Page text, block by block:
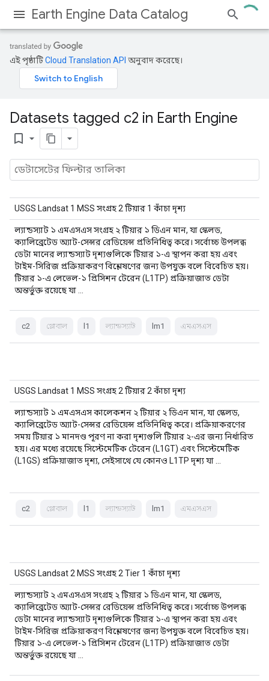
Earth Engine Data Catalog
এই পৃষ্ঠাটিCloud Translation API অনুবাদ করেছে।
Datasets tagged c2 in Earth Engine
bookmark_border
USGS Landsat 1 MSS সংগ্রহ 2 টিয়ার 1 কাঁচা দৃশ্য
ল্যান্ডস্যাট ১ এমএসএস সংগ্রহ ২ টিয়ার ১ ডিএন মান, যা স্কেলড,
ক্যালিব্রেটেড অ্যাট-সেন্সর রেডিয়েন্স প্রতিনিধিত্ব করে। সর্বোচ্চ উপলব্ধ
ডেটা মানের ল্যান্ডস্যাট দৃশ্যগুলিকে টিয়ার ১-এ স্থাপন করা হয় এবং
টাইম-সিরিজ প্রক্রিয়াকরণ বিশ্লেষণের জন্য উপযুক্ত বলে বিবেচিত হয়।
টিয়ার ১-এ লেভেল-১ প্রিসিশন টেরেন (L1TP) প্রক্রিয়াজাত ডেটা
অন্তর্ভুক্ত রয়েছে যা …
c2 গ্লোবাল l1 ল্যান্ডস্যাট lm1 এমএসএস
USGS Landsat 1 MSS সংগ্রহ 2 টিয়ার 2 কাঁচা দৃশ্য
ল্যান্ডস্যাট ১ এমএসএস কালেকশন ২ টিয়ার ২ ডিএন মান, যা স্কেলড,
ক্যালিব্রেটেড অ্যাট-সেন্সর রেডিয়েন্স প্রতিনিধিত্ব করে। প্রক্রিয়াকরণের
সময় টিয়ার ১ মানদণ্ড পূরণ না করা দৃশ্যগুলি টিয়ার ২-এর জন্য নির্ধারিত
হয়। এর মধ্যে রয়েছে সিস্টেমেটিক টেরেন (L1GT) এবং সিস্টেমেটিক
(L1GS) প্রক্রিয়াজাত দৃশ্য, সেইসাথে যে কোনও L1TP দৃশ্য যা …
c2 গ্লোবাল l1 ল্যান্ডস্যাট lm1 এমএসএস
USGS Landsat 2 MSS সংগ্রহ 2 Tier 1 কাঁচা দৃশ্য
ল্যান্ডস্যাট ২ এমএসএস সংগ্রহ ২ টিয়ার ১ ডিএন মান, যা স্কেলড,
ক্যালিব্রেটেড অ্যাট-সেন্সর রেডিয়েন্স প্রতিনিধিত্ব করে। সর্বোচ্চ উপলব্ধ
ডেটা মানের ল্যান্ডস্যাট দৃশ্যগুলিকে টিয়ার ১-এ স্থাপন করা হয় এবং
টাইম-সিরিজ প্রক্রিয়াকরণ বিশ্লেষণের জন্য উপযুক্ত বলে বিবেচিত হয়।
টিয়ার ১-এ লেভেল-১ প্রিসিশন টেরেন (L1TP) প্রক্রিয়াজাত ডেটা
অন্তর্ভুক্ত রয়েছে যা …